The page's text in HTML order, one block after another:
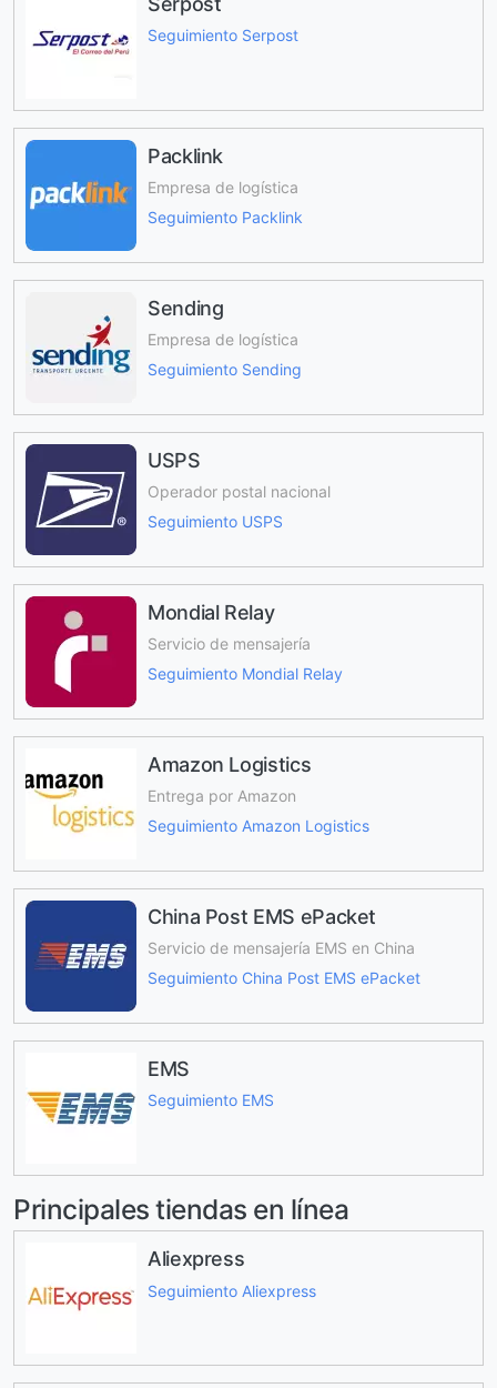
Seguimiento Serpost
Packlink
Empresa de logística
Seguimiento Packlink
Sending
Empresa de logística
Seguimiento Sending
USPS
Operador postal nacional
Seguimiento USPS
Mondial Relay
Servicio de mensajería
Seguimiento Mondial Relay
Amazon Logistics
Entrega por Amazon
Seguimiento Amazon Logistics
China Post EMS ePacket
Servicio de mensajería EMS en China
Seguimiento China Post EMS ePacket
EMS
Seguimiento EMS
Principales tiendas en línea
Aliexpress
Seguimiento Aliexpress